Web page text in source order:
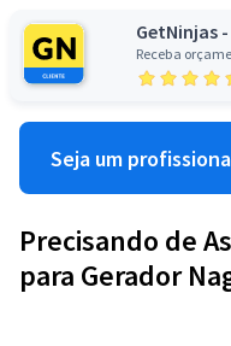
GetNinjas
Receba
Seja um
Precisando de
para Gerador